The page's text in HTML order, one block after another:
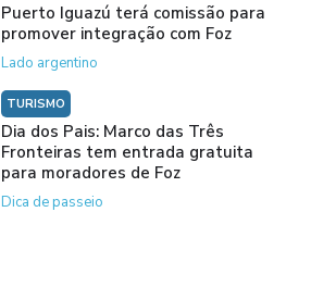
Puerto Iguazú terá comissão para
promover integração com Foz
Lado argentino
TURISMO
Dia dos Pais: Marco das Três
Fronteiras tem entrada gratuita
para moradores de Foz
Dica de passeio